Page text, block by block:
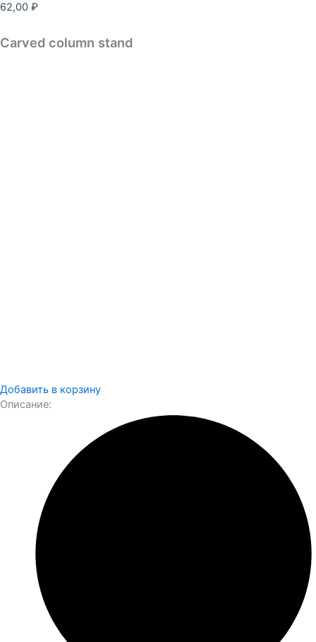
62,00 ₽
Carved column stand
Добавить в корзину
Описание: